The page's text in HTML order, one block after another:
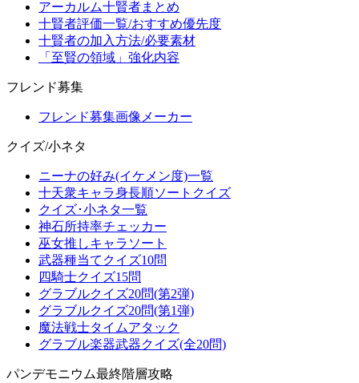
アーカルム十賢者まとめ
十賢者評価一覧/おすすめ優先度
十賢者の加入方法/必要素材
「至賢の領域」強化内容
フレンド募集
フレンド募集画像メーカー
クイズ/小ネタ
ニーナの好み(イケメン度)一覧
十天衆キャラ身長順ソートクイズ
クイズ･小ネタ一覧
神石所持率チェッカー
巫女推しキャラソート
武器種当てクイズ10問
四騎士クイズ15問
グラブルクイズ20問(第2弾)
グラブルクイズ20問(第1弾)
魔法戦士タイムアタック
グラブル楽器武器クイズ(全20問)
パンデモニウム最終階層攻略